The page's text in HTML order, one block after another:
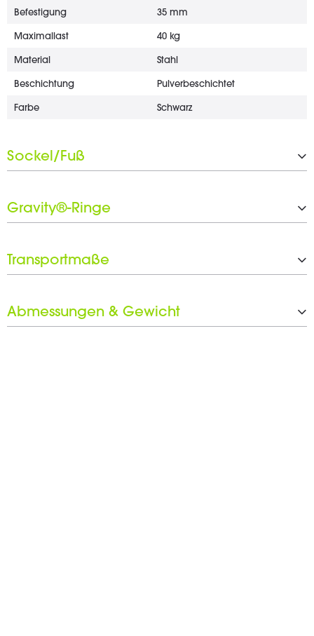
Befestigung 35 mm
Maximallast 40 kg
Material Stahl
Beschichtung Pulverbeschichtet
Farbe Schwarz
Sockel/Fuß
Material
Farbe
Gravity®-Ringe
Schwarzer Ringsatz inkludiert Ja
Transportmaße
Abmessungen & Gewicht